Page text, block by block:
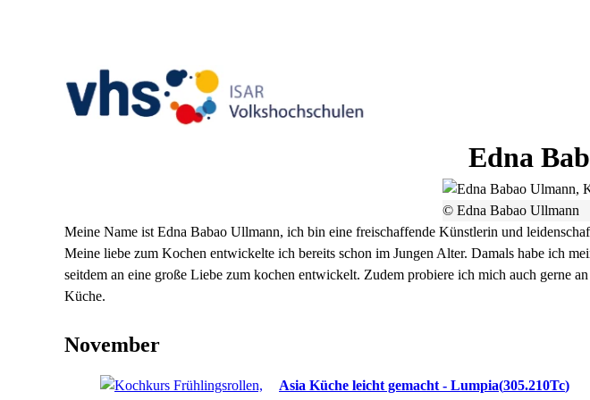
Edna
© Edna Babao Ullmann
Meine Name ist Edna Babao Ullmann, ich bin eine freischaffende Künstlerin und
Meine liebe zum Kochen entwickelte ich bereits schon im Jungen Alter. Damals habe ich
seitdem an eine große Liebe zum kochen entwickelt. Zudem probiere ich mich auch gerne
Küche.
November
Asia Küche leicht gemacht - Lumpia 305.210Tc